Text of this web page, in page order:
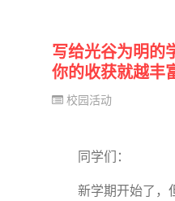
写给光谷为明的
你的收获就越丰
校园活动
同学们：
新学期开始了，